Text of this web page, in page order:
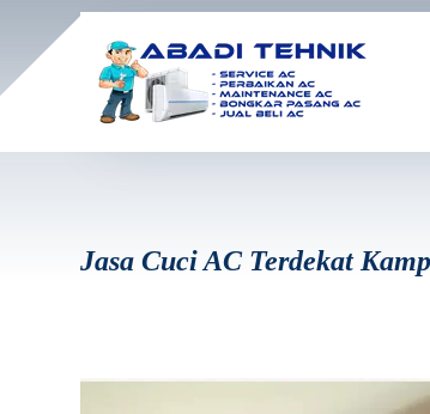
Jasa Cuci AC Terdekat